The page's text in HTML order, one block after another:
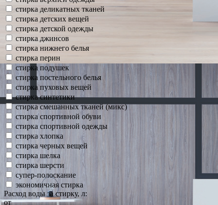
стирка деликатных тканей
стирка детских вещей
стирка детской одежды
стирка джинсов
стирка нижнего белья
стирка перин
стирка подушек
стирка постельного белья
стирка пуховых вещей
стирка синтетики
стирка смешанных тканей (микс)
стирка спортивной обуви
стирка спортивной одежды
стирка хлопка
стирка черных вещей
стирка шелка
стирка шерсти
супер-полоскание
экономичная стирка
Расход воды за стирку, л:
от